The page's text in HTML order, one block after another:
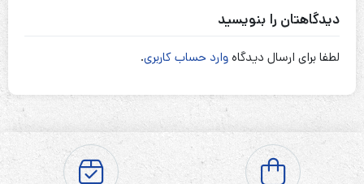
دیدگاهتان را بنویسید
لطفا برای ارسال دیدگاهوارد حساب کاربری.